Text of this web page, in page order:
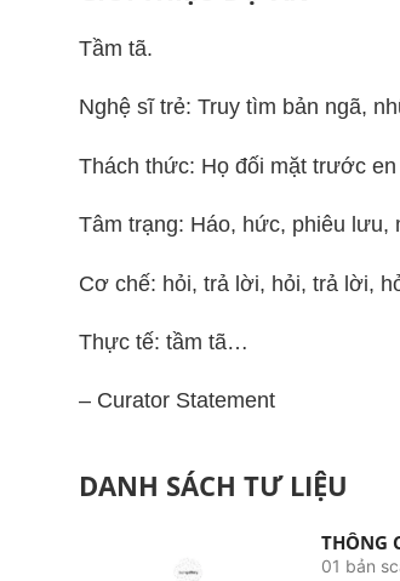
Tầm tã.
Nghệ sĩ trẻ: Truy tìm bản ngã,
Thách thức: Họ đối mặt trước
Tâm trạng: Háo, hức, phiêu
Cơ chế: hỏi, trả lời, hỏi, trả lời,
Thực tế: tầm tã…
– Curator Statement
DANH SÁCH TƯ LIỆU
THÔNG
01 bản